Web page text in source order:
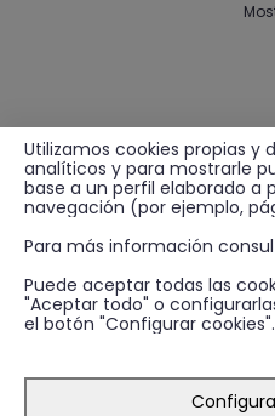
Suscríbete a
Recibe descuentos,
EMAIL
Utilizamos cookies propias y
analíticos y para mostrarle
base a un perfil elaborado a
navegación (por ejemplo,
Para más información
Puede aceptar todas las
"Aceptar todo" o
el botón "Configurar cookies".